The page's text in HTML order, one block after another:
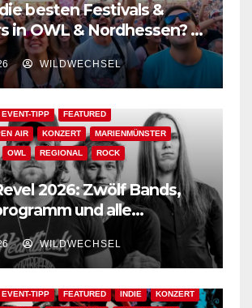
besten Festivals &
in OWL & Nordhessen? –
Planer!
WILDWECHSEL
EVENT-TIPP FEATURED
AIR KONZERT MARIENMÜNSTER
OWL REGIONAL ROCK
2026: Zwölf Bands,
und alle
Informationen!
WILDWECHSEL
EVENT-TIPP FEATURED INDIE KONZERT